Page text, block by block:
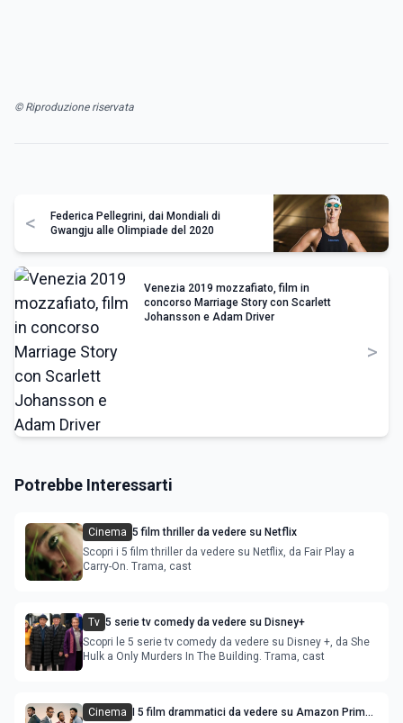
© Riproduzione riservata
<
Federica Pellegrini, dai Mondiali di
Gwangju alle Olimpiade del 2020
Venezia 2019 mozzafiato, film in
concorso Marriage Story con Scarlett
Johansson e Adam Driver
>
Potrebbe Interessarti
Cinema 5 film thriller da vedere su Netflix
Scopri i 5 film thriller da vedere su Netflix, da Fair Play a
Carry-On. Trama, cast
Tv 5 serie tv comedy da vedere su Disney+
Scopri le 5 serie tv comedy da vedere su Disney +, da She
Hulk a Only Murders In The Building. Trama, cast
Cinema
I 5 film drammatici da vedere su Amazon Prime